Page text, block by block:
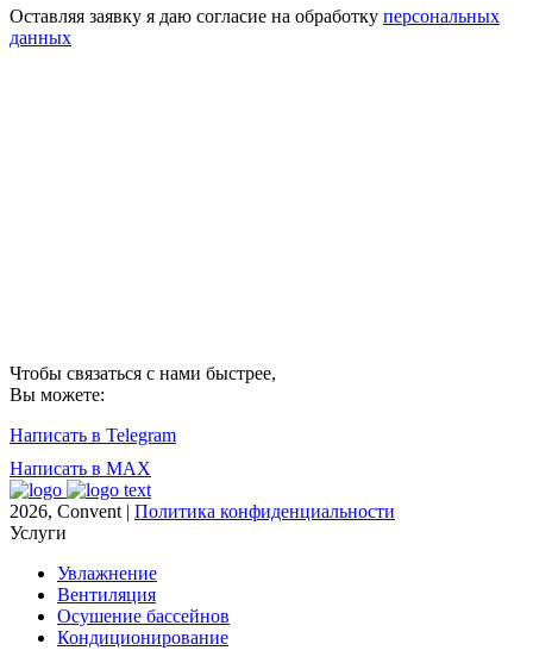
Оставляя заявку я даю согласие на обработку персональных
данных
Чтобы связаться с нами быстрее,
Вы можете:
Написать в Telegram
Написать в MAX
2026, Convent | Политика конфиденциальности
Услуги
Увлажнение
Вентиляция
Осушение бассейнов
Кондиционирование